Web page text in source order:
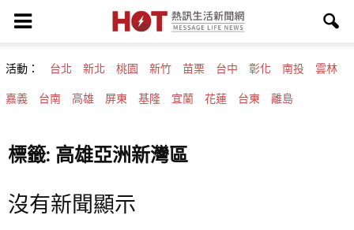
活動： 台北 新北 桃園 新竹 苗栗 台中 彰化 南投 雲林
嘉義 台南 高雄 屏東 基隆 宜蘭 花蓮 台東 離島
標籤: 高雄亞洲新灣區
沒有新聞顯示